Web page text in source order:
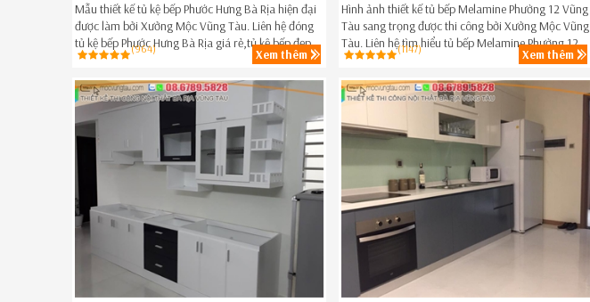
Mẫu thiết kế tủ kệ bếp Phước Hưng Bà Rịa hiện đại
được làm bởi Xưởng Mộc Vũng Tàu. Liên hệ đóng
tủ kệ bếp Phước Hưng Bà Rịa giá rẻ,tủ kệ bếp đẹp
giá rẻ Phước Hưng Bà Rịa ngay hôm nay
086.789.5828.
(964) Xem thêm
Hình ảnh thiết kế tủ bếp Melamine Phường 12 Vũng
Tàu sang trọng được thi công bởi Xưởng Mộc Vũng
Tàu. Liên hệ tìm hiểu tủ bếp Melamine Phường 12
Vũng Tàu đẹp,tủ bếp Melamine đẹp Phường 12
Vũng Tàu ngay hôm nay Hotline 08.6789.5828.
(1147) Xem thêm